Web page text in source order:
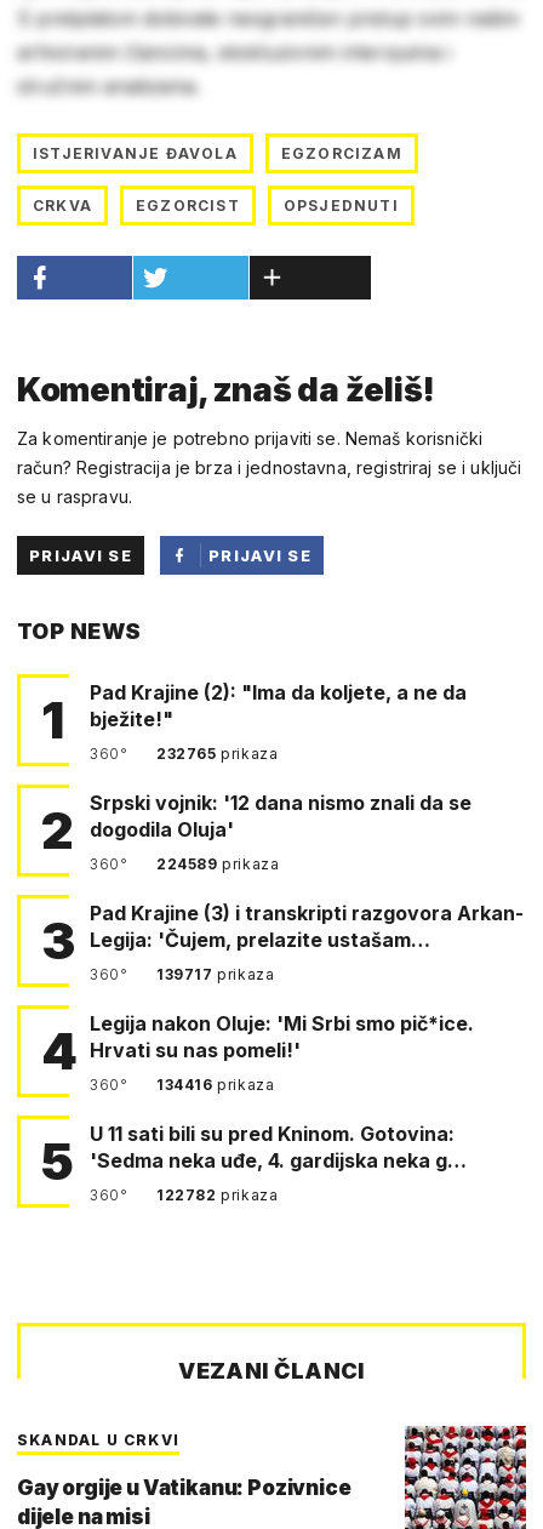
S pretplatom dobivate neograničen pristup svim našim
arhiviranim člancima, ekskluzivnim intervjuima i
stručnim analizama.
ISTJERIVANJE ĐAVOLA EGZORCIZAM
CRKVA EGZORCIST OPSJEDNUTI
Komentiraj, znaš da želiš!
Za komentiranje je potrebno prijaviti se. Nemaš korisnički
račun? Registracija je brza i jednostavna, registriraj se i uključi
se u raspravu.
PRIJAVI SE
PRIJAVI SE
TOP NEWS
1
Pad Krajine (2): "Ima da koljete, a ne da
bježite!"
360° 232765prikaza
2
Srpski vojnik: '12 dana nismo znali da se
dogodila Oluja'
360° 224589prikaza
3
Pad Krajine (3) i transkripti razgovora Arkan-
Legija: 'Čujem, prelazite ustašam…
360° 139717prikaza
4 Legija nakon Oluje: 'Mi Srbi smo pič*ice.
Hrvati su nas pomeli!'
360° 134416prikaza
5
U 11 sati bili su pred Kninom. Gotovina:
'Sedma neka uđe, 4. gardijska neka g…
360° 122782prikaza
VEZANI ČLANCI
SKANDAL U CRKVI
Gay orgije u Vatikanu: Pozivnice
dijele na misi